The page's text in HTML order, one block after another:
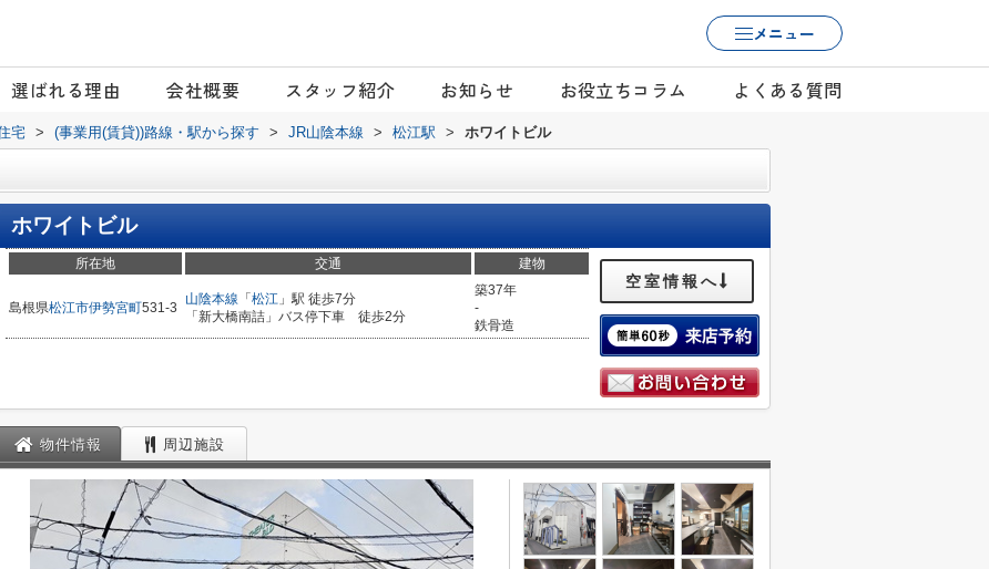
メニュー
選ばれる理由 会社概要 スタッフ紹介 お知らせ お役立ちコラム よくある質問
宅 > (事業用(賃貸))路線・駅から探す > JR山陰本線 > 松江駅 > ホワイトビル
ホワイトビル
所在地 交通 建物
島根県松江市伊勢宮町531-3
山陰本線 「 松江 」駅 徒歩7分
「新大橋南詰」バス停下車 徒歩2分
築37年
-
鉄骨造
空室情報へ
物件情報 周辺施設